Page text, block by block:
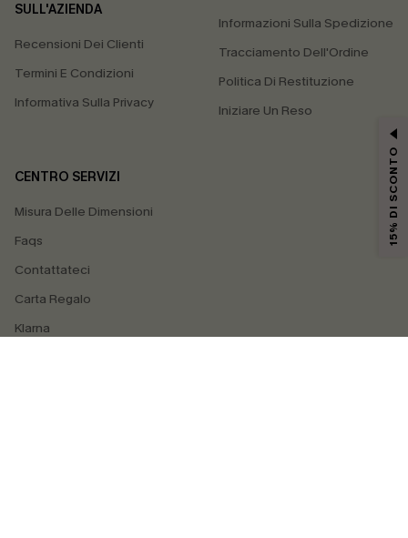
SULL'AZIENDA
Recensioni Dei Clienti
Termini E Condizioni
Informativa Sulla Privacy
Informazioni Sulla Spedizione
Tracciamento Dell'Ordine
Politica Di Restituzione
Iniziare Un Reso
CENTRO SERVIZI
Misura Delle Dimensioni
Faqs
Contattateci
Carta Regalo
Klarna
15% DI SCONTO